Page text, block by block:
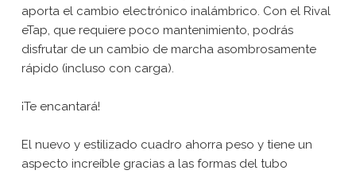
aporta el cambio electrónico inalámbrico. Con el Rival
eTap, que requiere poco mantenimiento, podrás
disfrutar de un cambio de marcha asombrosamente
rápido (incluso con carga).
¡Te encantará!
El nuevo y estilizado cuadro ahorra peso y tiene un
aspecto increíble gracias a las formas del tubo